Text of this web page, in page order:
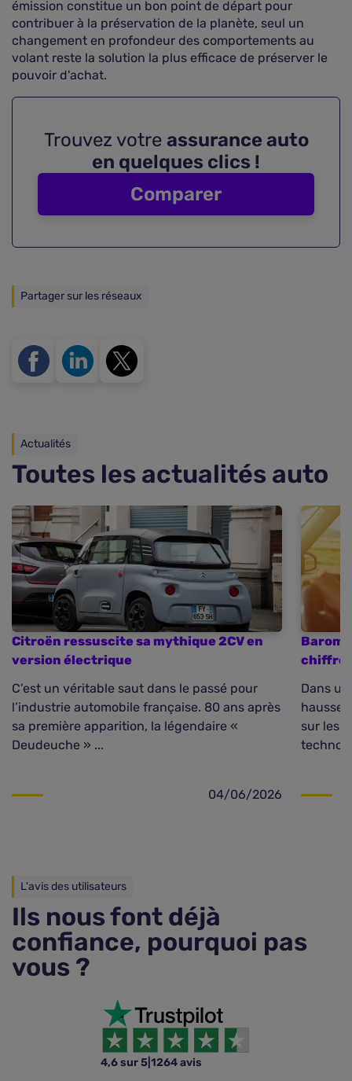
émission constitue un bon point de départ pour
contribuer à la préservation de la planète, seul un
changement en profondeur des comportements au
volant reste la solution la plus efficace de préserver le
pouvoir d'achat.
Trouvez votre assurance auto
en quelques clics !
Comparer
Partager sur les réseaux
Actualités
Toutes les actualités auto
Citroën ressuscite sa mythique 2CV en
version électrique
C’est un véritable saut dans le passé pour
l’industrie automobile française. 80 ans après
sa première apparition, la légendaire «
Deudeuche » ...
04/06/2026
chiffres
Dans
hausse
sur les
L'avis des utilisateurs
Ils nous font déjà
confiance, pourquoi pas
vous ?
4,6 sur 5 1264 avis